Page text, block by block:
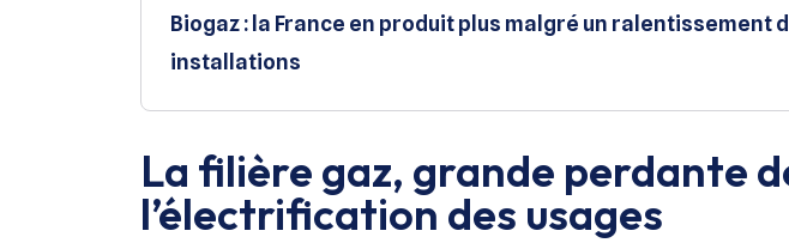
Biogaz : la France en produit plus malgré un ralentissement
installations
La filière gaz, grande perdante
l’électrification des usages